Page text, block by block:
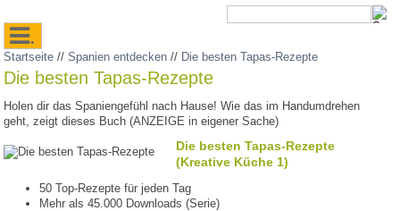
.
Startseite //Spanien entdecken // Die besten Tapas-Rezepte
Die besten Tapas-Rezepte
Holen dir das Spaniengefühl nach Hause! Wie das im Handumdrehen
geht, zeigt dieses Buch (ANZEIGE in eigener Sache)
Die besten Tapas-Rezepte
(Kreative Küche 1)
50 Top-Rezepte für jeden Tag
Mehr als 45.000 Downloads (Serie)